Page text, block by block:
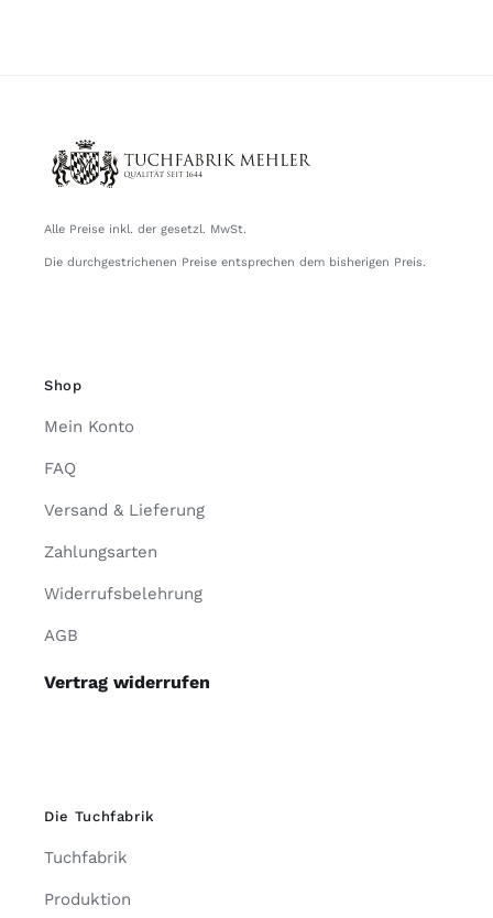
Alle Preise inkl. der gesetzl. MwSt.
Die durchgestrichenen Preise entsprechen dem bisherigen Preis.
Shop
Mein Konto
FAQ
Versand & Lieferung
Zahlungsarten
Widerrufsbelehrung
AGB
Vertrag widerrufen
Die Tuchfabrik
Tuchfabrik
Produktion